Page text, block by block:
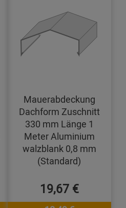
Mauerabdeckung
Dachform Zuschnitt
330 mm Länge 1
Meter Aluminium
walzblank 0,8 mm
(Standard)
19,67 €